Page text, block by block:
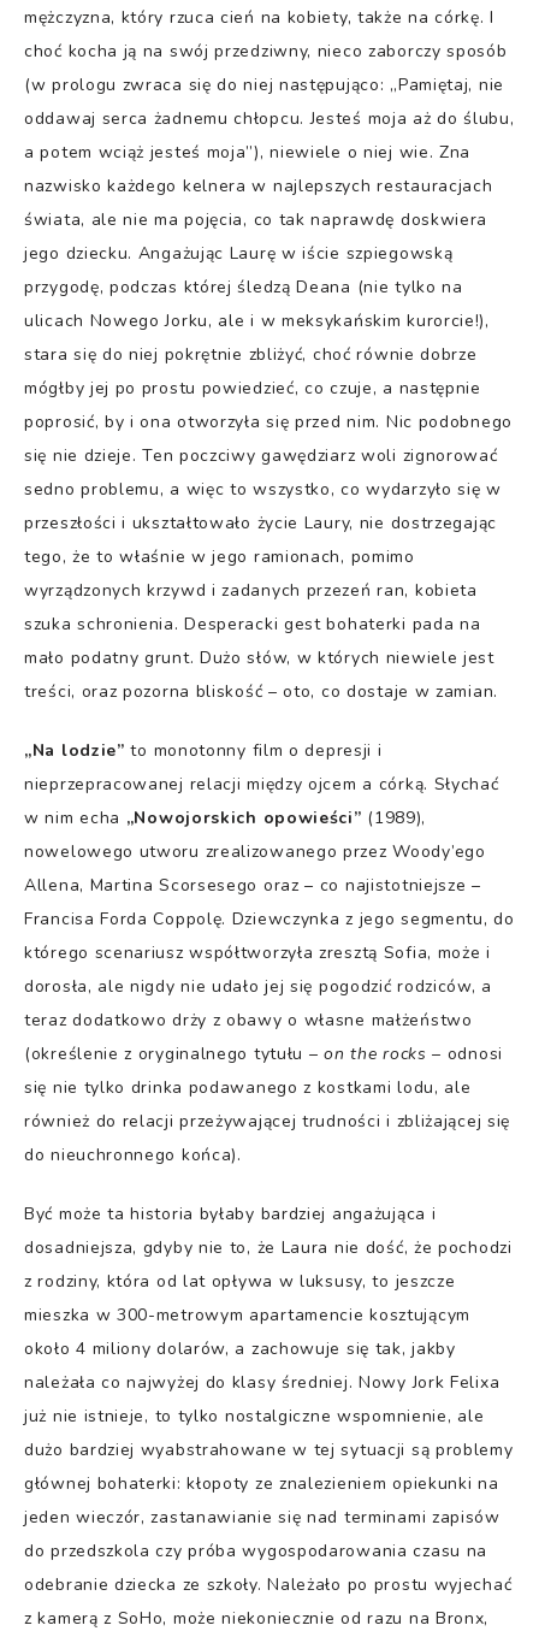
mężczyzna, który rzuca cień na kobiety, także na córkę. I
choć kocha ją na swój przedziwny, nieco zaborczy sposób
(w prologu zwraca się do niej następująco: „Pamiętaj, nie
oddawaj serca żadnemu chłopcu. Jesteś moja aż do ślubu,
a potem wciąż jesteś moja”), niewiele o niej wie. Zna
nazwisko każdego kelnera w najlepszych restauracjach
świata, ale nie ma pojęcia, co tak naprawdę doskwiera
jego dziecku. Angażując Laurę w iście szpiegowską
przygodę, podczas której śledzą Deana (nie tylko na
ulicach Nowego Jorku, ale i w meksykańskim kurorcie!),
stara się do niej pokrętnie zbliżyć, choć równie dobrze
mógłby jej po prostu powiedzieć, co czuje, a następnie
poprosić, by i ona otworzyła się przed nim. Nic podobnego
się nie dzieje. Ten poczciwy gawędziarz woli zignorować
sedno problemu, a więc to wszystko, co wydarzyło się w
przeszłości i ukształtowało życie Laury, nie dostrzegając
tego, że to właśnie w jego ramionach, pomimo
wyrządzonych krzywd i zadanych przezeń ran, kobieta
szuka schronienia. Desperacki gest bohaterki pada na
mało podatny grunt. Dużo słów, w których niewiele jest
treści, oraz pozorna bliskość – oto, co dostaje w zamian.
„Na lodzie” to monotonny film o depresji i
nieprzepracowanej relacji między ojcem a córką. Słychać
w nim echa „Nowojorskich opowieści” (1989),
nowelowego utworu zrealizowanego przez Woody’ego
Allena, Martina Scorsesego oraz – co najistotniejsze –
Francisa Forda Coppolę. Dziewczynka z jego segmentu, do
którego scenariusz współtworzyła zresztą Sofia, może i
dorosła, ale nigdy nie udało jej się pogodzić rodziców, a
teraz dodatkowo drży z obawy o własne małżeństwo
(określenie z oryginalnego tytułu –on the rocks – odnosi
się nie tylko drinka podawanego z kostkami lodu, ale
również do relacji przeżywającej trudności i zbliżającej się
do nieuchronnego końca).
Być może ta historia byłaby bardziej angażująca i
dosadniejsza, gdyby nie to, że Laura nie dość, że pochodzi
z rodziny, która od lat opływa w luksusy, to jeszcze
mieszka w 300-metrowym apartamencie kosztującym
około 4 miliony dolarów, a zachowuje się tak, jakby
należała co najwyżej do klasy średniej. Nowy Jork Felixa
już nie istnieje, to tylko nostalgiczne wspomnienie, ale
dużo bardziej wyabstrahowane w tej sytuacji są problemy
głównej bohaterki: kłopoty ze znalezieniem opiekunki na
jeden wieczór, zastanawianie się nad terminami zapisów
do przedszkola czy próba wygospodarowania czasu na
odebranie dziecka ze szkoły. Należało po prostu wyjechać
z kamerą z SoHo, może niekoniecznie od razu na Bronx,